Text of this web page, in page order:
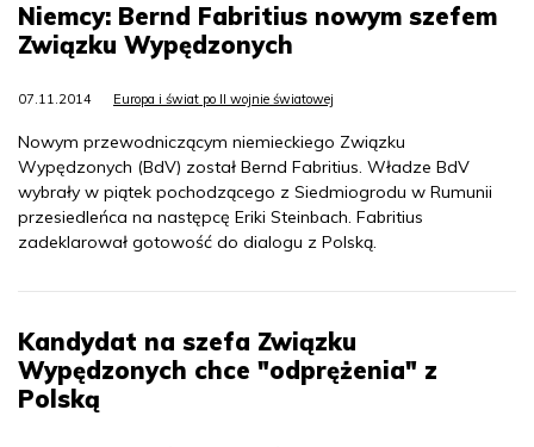
Niemcy: Bernd Fabritius nowym szefem
Związku Wypędzonych
07.11.2014 Europa i świat po II wojnie światowej
Nowym przewodniczącym niemieckiego Związku
Wypędzonych (BdV) został Bernd Fabritius. Władze BdV
wybrały w piątek pochodzącego z Siedmiogrodu w Rumunii
przesiedleńca na następcę Eriki Steinbach. Fabritius
zadeklarował gotowość do dialogu z Polską.
Kandydat na szefa Związku
Wypędzonych chce "odprężenia" z
Polską